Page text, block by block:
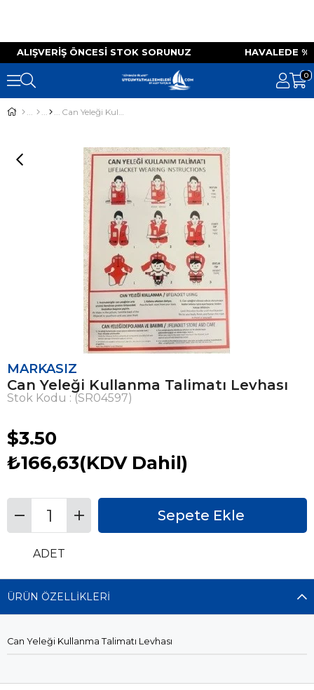
ALIŞVERIŞ ÖNCESI STOK SORUNUZ
0
Can Yeleği Kullanma Talimatı Levhası
MARKASIZ
Can Yeleği Kullanma Talimatı Levhası
Stok Kodu (SR04597)
$3.50
₺166,63(KDV Dahil)
ADET
ÜRÜN ÖZELLIKLERI
Can Yeleği Kullanma Talimatı Levhası